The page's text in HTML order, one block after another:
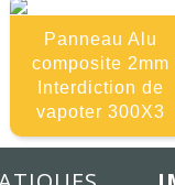
Panneau Alu
composite 2mm
Interdiction de
vapoter 300X3